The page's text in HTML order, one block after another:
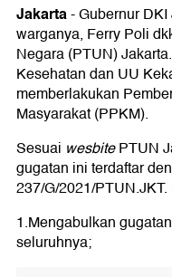
Jakarta-Gubernur
warganya, Ferry Poli
Negara (PTUN)
Kesehatan dan UU
memberlakukan
Masyarakat (PPKM).
Sesuai wesbitePTUN
gugatan ini terdaftar
237/G/2021/
1.Mengabulkan
seluruhnya;